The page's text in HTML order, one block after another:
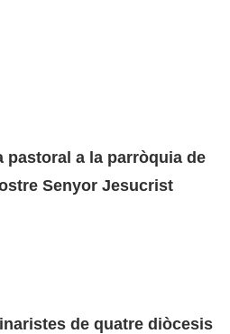
pastoral a la parròquia de
Senyor Jesucrist
de quatre diòcesis